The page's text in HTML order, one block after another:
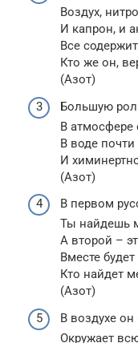
Воздух,
И капрон, и
Все содержит
Кто же он,
(Азот)
Большую
В атмосфере
В воде
И
(Азот)
В первом
Ты найдешь
А второй –
Вместе
Кто найдет
(Азот)
В воздухе он
Окружает